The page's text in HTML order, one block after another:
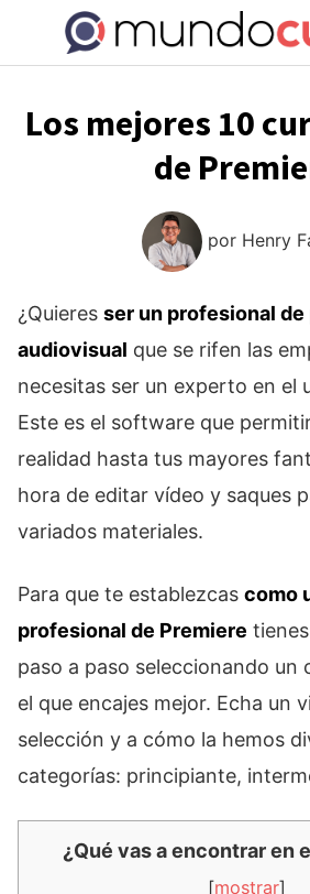
contenido
Los mejores 10
de
por Henry
¿Quieres ser un profesional
audiovisual que se rifen las
necesitas ser un experto en el
Este es el software que
realidad hasta tus mayores
hora de editar vídeo y saques
variados materiales.
Para que te establezcas como
profesional de Premiere
paso a paso seleccionando un
el que encajes mejor. Echa un
selección y a cómo la hemos
categorías: principiante,
¿Qué vas a encontrar en
[mostrar]